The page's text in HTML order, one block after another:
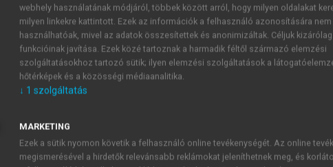
FIÓKKAL ÚJ FIÓK
1 óra
webhely használatának módjáról, többek között arról, hogy milyen oldalakat
milyen linkekre kattintott. Ezek az információk a felhasználó azonosítására nem
használhatóak, mivel az adatok összesítettek és anonimizáltak. Céljuk
funkcióinak javítása. Ezek közé tartoznak a harmadik féltől származó elemzési
szolgáltatásokhoz tartozó sütik; ilyen elemzési szolgáltatások a
hőtérképek és a közösségi médiaanalitika.
↓ 1 szolgáltatás
MARKETING
Ezek a sütik nyomon követik a felhasználó online tevékenységét. Az online
megismerésével a hirdetők relevánsabb reklámokat jeleníthetnek meg, és